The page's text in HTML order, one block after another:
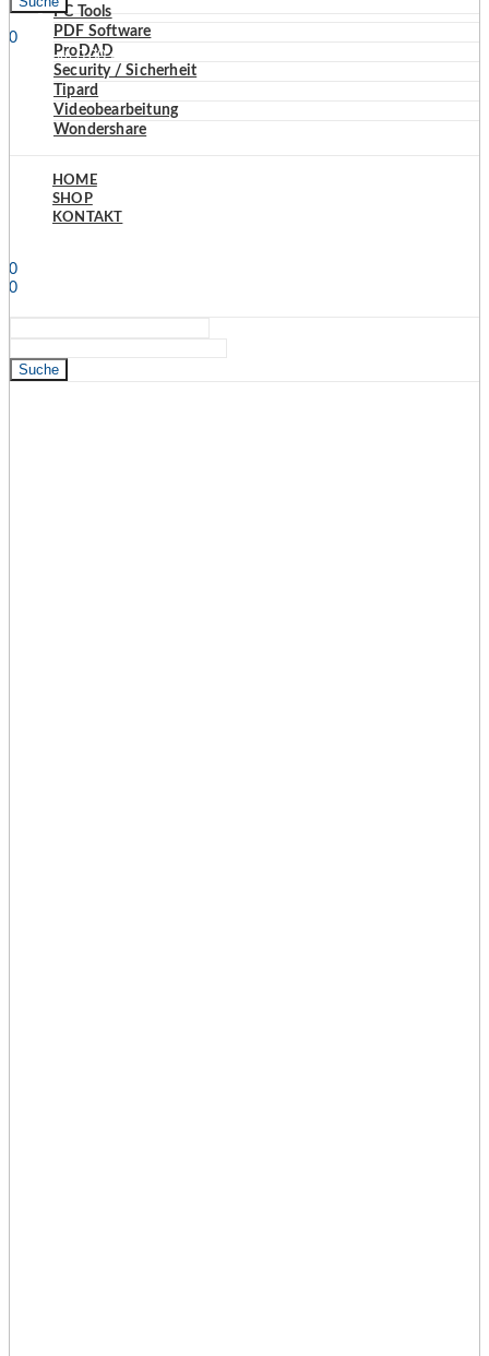
PC Tools
PDF Software
ProDAD
Security / Sicherheit
Tipard
Videobearbeitung
Wondershare
HOME
SHOP
KONTAKT
0
0
Suche
0
Warenkorb 0,00€